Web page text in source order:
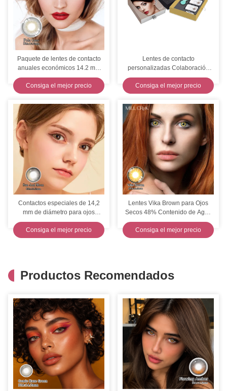
Paquete de lentes de contacto
anuales económicos 14.2 mm
Diámetro 8.5 mm Curva de base
3/5/6/10 Parejas
Consiga el mejor precio
Lentes de contacto
personalizadas Colaboración
de marca creativa con
producción estándar de etiqueta
privada
Consiga el mejor precio
Contactos especiales de 14,2
mm de diámetro para ojos
secos, 46% de contenido de
agua, protección UV, CE
Consiga el mejor precio
Lentes Vika Brown para Ojos
Secos 48% Contenido de Agua
Profesionales Cómodos
Consiga el mejor precio
Productos Recomendados